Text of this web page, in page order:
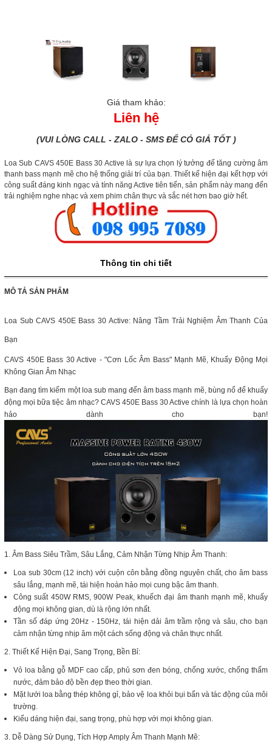
Giá tham khảo:
Liên hệ
(VUI LÒNG CALL - ZALO - SMS ĐỂ CÓ GIÁ TỐT )
Loa Sub CAVS 450E Bass 30 Active là sự lựa chọn lý tưởng để tăng cường âm
thanh bass mạnh mẽ cho hệ thống giải trí của bạn. Thiết kế hiện đại kết hợp với
công suất đáng kinh ngạc và tính năng Active tiên tiến, sản phẩm này mang đến
trải nghiệm nghe nhạc và xem phim chân thực và sắc nét hơn bao giờ hết.
Thông tin chi tiết
MÔ TẢ SẢN PHẨM
Loa Sub CAVS 450E Bass 30 Active: Nâng Tầm Trải Nghiệm Âm Thanh Của
Bạn
CAVS 450E Bass 30 Active - "Cơn Lốc Âm Bass" Mạnh Mẽ, Khuấy Động Mọi
Không Gian Âm Nhạc
Bạn đang tìm kiếm một loa sub mang đến âm bass mạnh mẽ, bùng nổ để khuấy
động mọi bữa tiệc âm nhạc? CAVS 450E Bass 30 Active chính là lựa chọn hoàn
hảo dành cho bạn!
1. Âm Bass Siêu Trầm, Sâu Lắng, Cảm Nhận Từng Nhịp Âm Thanh:
Loa sub 30cm (12 inch) với cuộn côn bằng đồng nguyên chất, cho âm bass
sâu lắng, mạnh mẽ, tái hiện hoàn hảo mọi cung bậc âm thanh.
Công suất 450W RMS, 900W Peak, khuếch đại âm thanh mạnh mẽ, khuấy
động mọi không gian, dù là rộng lớn nhất.
Tần số đáp ứng 20Hz - 150Hz, tái hiện dải âm trầm rộng và sâu, cho bạn
cảm nhận từng nhịp âm một cách sống động và chân thực nhất.
2. Thiết Kế Hiện Đại, Sang Trọng, Bền Bỉ:
Vỏ loa bằng gỗ MDF cao cấp, phủ sơn đen bóng, chống xước, chống thấm
nước, đảm bảo độ bền đẹp theo thời gian.
Mặt lưới loa bằng thép không gỉ, bảo vệ loa khỏi bụi bẩn và tác động của môi
trường.
Kiểu dáng hiện đại, sang trọng, phù hợp với mọi không gian.
3. Dễ Dàng Sử Dụng, Tích Hợp Amply Âm Thanh Mạnh Mẽ: